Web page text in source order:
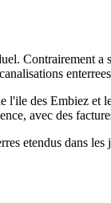
Contrairement a
des Embiez et
avec des
etendus dans les